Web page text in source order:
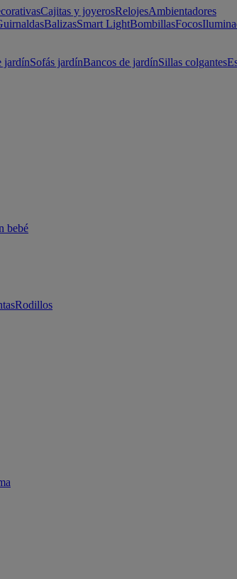
Cajitas y joyerosRelojesAmbientadores
BalizasSmart LightBombillasFocos
jardínSofás jardínBancos de jardínSillas colgantes
bebé
Rodillos